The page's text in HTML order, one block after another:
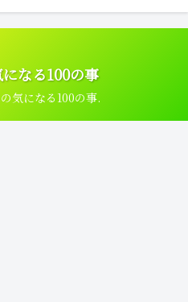
なる100の事
気になる100の事.